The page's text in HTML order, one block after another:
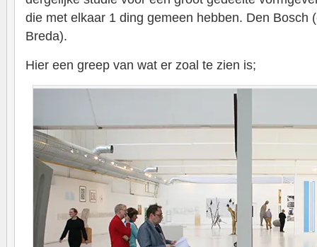
die met elkaar 1 ding gemeen hebben. Den Bosch
Breda).
Hier een greep van wat er zoal te zien is;